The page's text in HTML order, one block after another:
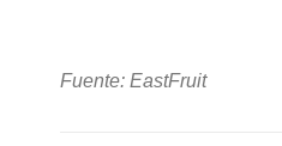
Fuente: EastFruit